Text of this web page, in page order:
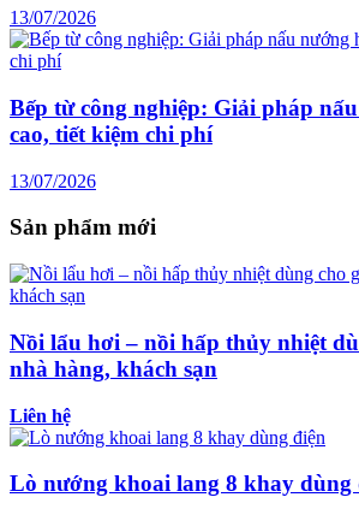
13/07/2026
Bếp từ công nghiệp: Giải pháp
cao, tiết kiệm chi phí
13/07/2026
Sản phẩm mới
Nồi lẩu hơi – nồi hấp thủy nhiệt
nhà hàng, khách sạn
Liên hệ
Lò nướng khoai lang 8 khay dùng